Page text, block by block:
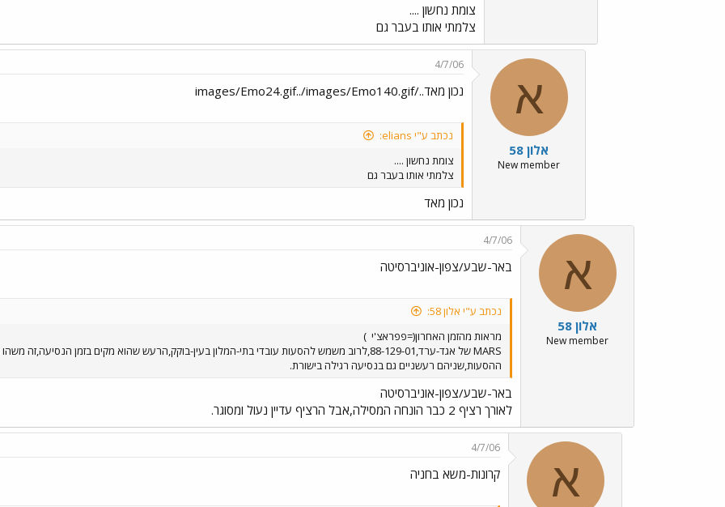
צומת נחשון ....
צלמתי אותו בעבר גם
א
אלון 58
New member
4/7/06
נכון מאד../images/Emo24.gif../images/Emo140.gif
נכתב ע"י elians:
צומת נחשון ....
צלמתי אותו בעבר גם
נכון מאד
א
אלון 58
New member
4/7/06
באר-שבע/צפון-אוניברסיטה
נכתב ע"י אלון 58:
מראות מהזמן האחרון(=פפראצ'י )
ההסעות,שניהם רעשניים גם בנסיעה רגילה בישורת.
באר-שבע/צפון-אוניברסיטה
לאורך רציף 2 כבר הונחה המסילה,אבל הרציף עדיין נעול ומסוגר.
א
4/7/06
קרונות-משא בחניה